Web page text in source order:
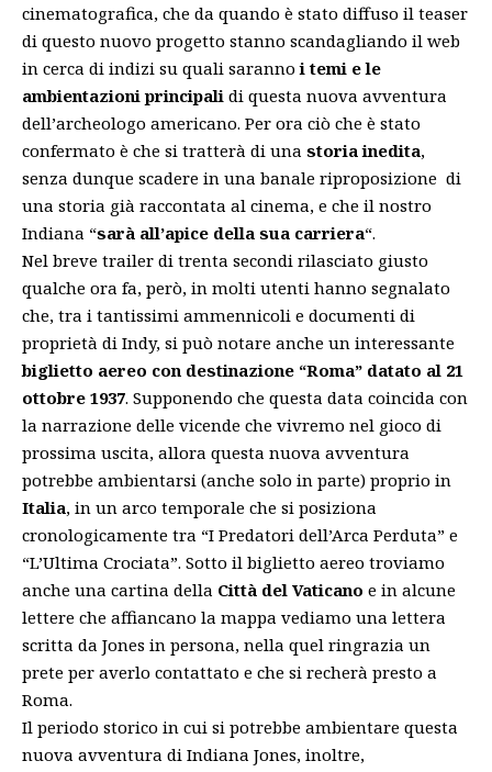
cinematografica, che da quando è stato diffuso il teaser
di questo nuovo progetto stanno scandagliando il web
in cerca di indizi su quali sarannoi temi e le
ambientazioni principali di questa nuova avventura
dell’archeologo americano. Per ora ciò che è stato
confermato è che si tratterà di una storia inedita,
senza dunque scadere in una banale riproposizione di
una storia già raccontata al cinema, e che il nostro
Indiana “sarà all’apice della sua carriera“.
Nel breve trailer di trenta secondi rilasciato giusto
qualche ora fa, però, in molti utenti hanno segnalato
che, tra i tantissimi ammennicoli e documenti di
proprietà di Indy, si può notare anche un interessante
biglietto aereo con destinazione “Roma” datato al 21
ottobre 1937. Supponendo che questa data coincida con
la narrazione delle vicende che vivremo nel gioco di
prossima uscita, allora questa nuova avventura
potrebbe ambientarsi (anche solo in parte) proprio in
Italia, in un arco temporale che si posiziona
cronologicamente tra “I Predatori dell’Arca Perduta” e
“L’Ultima Crociata”. Sotto il biglietto aereo troviamo
anche una cartina della Città del Vaticano e in alcune
lettere che affiancano la mappa vediamo una lettera
scritta da Jones in persona, nella quel ringrazia un
prete per averlo contattato e che si recherà presto a
Roma.
Il periodo storico in cui si potrebbe ambientare questa
nuova avventura di Indiana Jones, inoltre,